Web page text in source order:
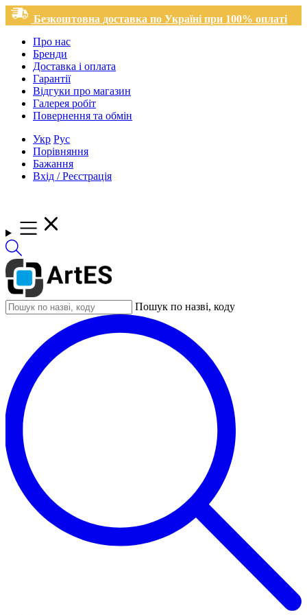
Безкоштовна доставка по Україні при 100% оплаті
Про нас
Бренди
Доставка і оплата
Гарантії
Відгуки про магазин
Галерея робіт
Повернення та обмін
Укр Рус
Порівняння
Бажання
Вхід / Реєстрація
Пошук по назві, коду